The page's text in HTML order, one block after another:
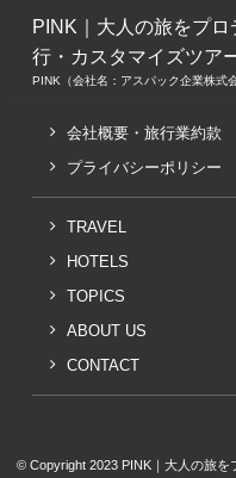
PINK｜大人の旅をプ
行・カスタマイズツアー
PINK（会社名：アスパック企業株式会
会社概要・旅行業約款
プライバシーポリシー
TRAVEL
HOTELS
TOPICS
ABOUT US
CONTACT
© Copyright 2023 PINK｜大人の旅を